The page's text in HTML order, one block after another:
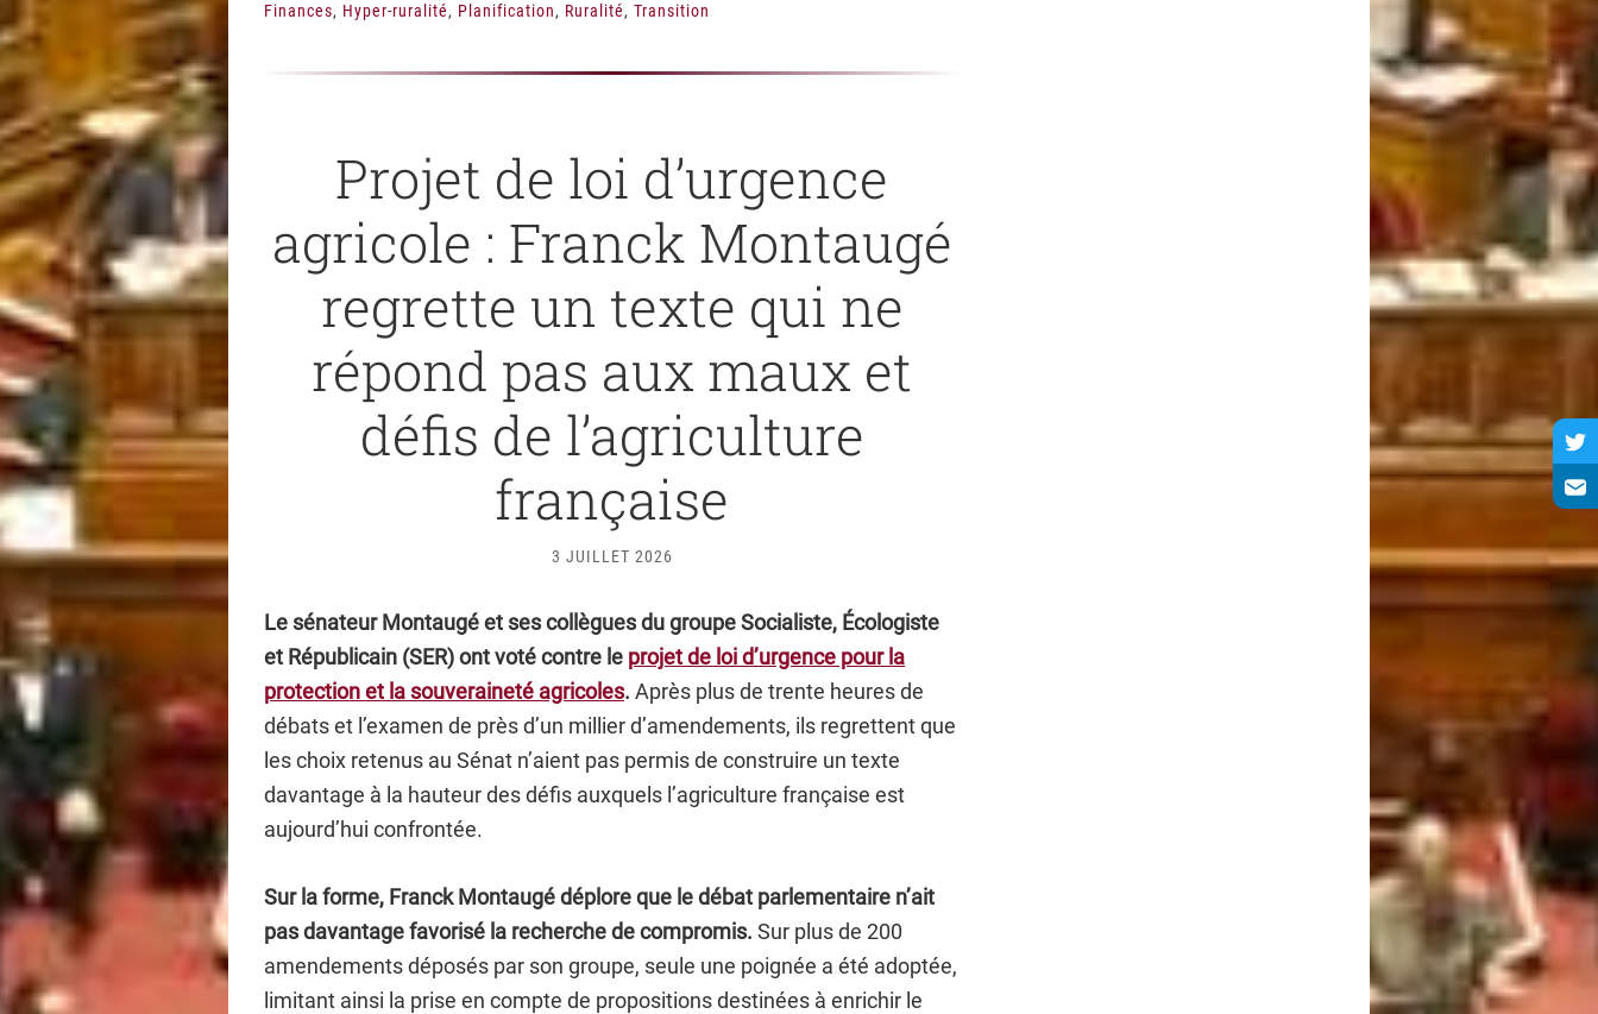
Finances, Hyper-ruralité, Planification, Ruralité, Transition
Projet de loi d’urgence
agricole : Franck Montaugé
regrette un texte qui ne
répond pas aux maux et
défis de l’agriculture
française
3 JUILLET 2026
Le sénateur Montaugé et ses collègues du groupe Socialiste, Écologiste
et Républicain (SER) ont voté contre le projet de loi d’urgence pour la
protection et la souveraineté agricoles. Après plus de trente heures de
débats et l’examen de près d’un millier d’amendements, ils regrettent que
les choix retenus au Sénat n’aient pas permis de construire un texte
davantage à la hauteur des défis auxquels l’agriculture française est
aujourd’hui confrontée.
Sur la forme, Franck Montaugé déplore que le débat parlementaire n’ait
pas davantage favorisé la recherche de compromis. Sur plus de 200
amendements déposés par son groupe, seule une poignée a été adoptée,
limitant ainsi la prise en compte de propositions destinées à enrichir le